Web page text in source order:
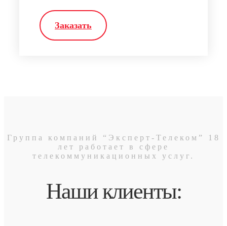
Заказать
Группа компаний “Эксперт-Телеком” 18
лет работает в сфере
телекоммуникационных услуг.
Наши клиенты: